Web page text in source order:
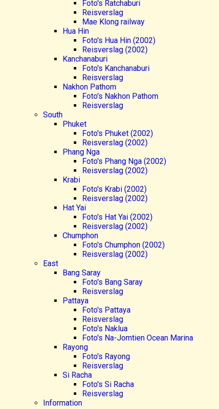
Foto's Ratchaburi
Reisverslag
Mae Klong railway
Hua Hin
Foto's Hua Hin (2002)
Reisverslag (2002)
Kanchanaburi
Foto's Kanchanaburi
Reisverslag
Nakhon Pathom
Foto's Nakhon Pathom
Reisverslag
South
Phuket
Foto's Phuket (2002)
Reisverslag (2002)
Phang Nga
Foto's Phang Nga (2002)
Reisverslag (2002)
Krabi
Foto's Krabi (2002)
Reisverslag (2002)
Hat Yai
Foto's Hat Yai (2002)
Reisverslag (2002)
Chumphon
Foto's Chumphon (2002)
Reisverslag (2002)
East
Bang Saray
Foto's Bang Saray
Reisverslag
Pattaya
Foto's Pattaya
Reisverslag
Foto's Naklua
Foto's Na-Jomtien Ocean Marina
Rayong
Foto's Rayong
Reisverslag
Si Racha
Foto's Si Racha
Reisverslag
Information